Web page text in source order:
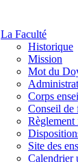
La Faculté
Historique
Mission
Mot du
Corps
Conseil de
Règlement
Site des
Calendrier